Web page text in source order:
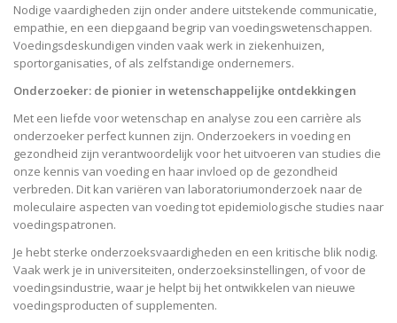
Nodige vaardigheden zijn onder andere uitstekende communicatie,
empathie, en een diepgaand begrip van voedingswetenschappen.
Voedingsdeskundigen vinden vaak werk in ziekenhuizen,
sportorganisaties, of als zelfstandige ondernemers.
Onderzoeker: de pionier in wetenschappelijke ontdekkingen
Met een liefde voor wetenschap en analyse zou een carrière als
onderzoeker perfect kunnen zijn. Onderzoekers in voeding en
gezondheid zijn verantwoordelijk voor het uitvoeren van studies die
onze kennis van voeding en haar invloed op de gezondheid
verbreden. Dit kan variëren van laboratoriumonderzoek naar de
moleculaire aspecten van voeding tot epidemiologische studies naar
voedingspatronen.
Je hebt sterke onderzoeksvaardigheden en een kritische blik nodig.
Vaak werk je in universiteiten, onderzoeksinstellingen, of voor de
voedingsindustrie, waar je helpt bij het ontwikkelen van nieuwe
voedingsproducten of supplementen.